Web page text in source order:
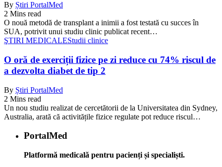
By Știri PortalMed
2 Mins read
O nouă metodă de transplant a inimii a fost testată cu succes în
SUA, potrivit unui studiu clinic publicat recent…
ŞTIRI MEDICALEStudii clinice
O oră de exerciții fizice pe zi reduce cu 74% riscul de
a dezvolta diabet de tip 2
By Știri PortalMed
2 Mins read
Un nou studiu realizat de cercetătorii de la Universitatea din Sydney,
Australia, arată că activitățile fizice regulate pot reduce riscul…
PortalMed
Platformă medicală pentru pacienți și specialiști.